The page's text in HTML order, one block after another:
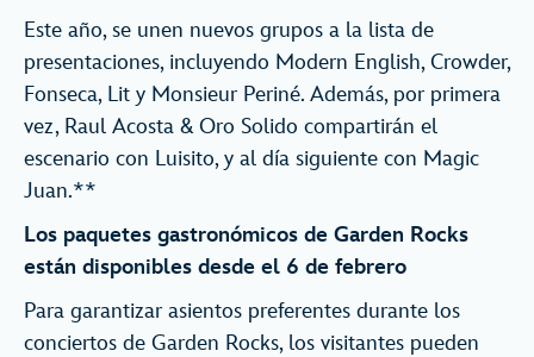
Este año, se unen nuevos grupos a la lista de
presentaciones, incluyendo Modern English, Crowder,
Fonseca, Lit y Monsieur Periné. Además, por primera
vez, Raul Acosta & Oro Solido compartirán el
escenario con Luisito, y al día siguiente con Magic
Juan.**
Los paquetes gastronómicos de Garden Rocks
están disponibles desde el 6 de febrero
Para garantizar asientos preferentes durante los
conciertos de Garden Rocks, los visitantes pueden